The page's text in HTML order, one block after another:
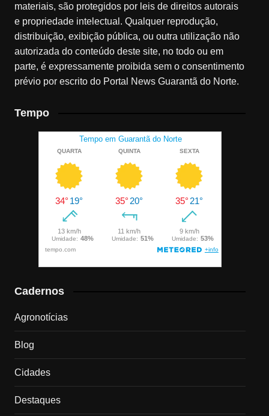
materiais, são protegidos por leis de direitos autorais
e propriedade intelectual. Qualquer reprodução,
distribuição, exibição pública, ou outra utilização não
autorizada do conteúdo deste site, no todo ou em
parte, é expressamente proibida sem o consentimento
prévio por escrito do Portal News Guarantã do Norte.
Tempo
Cadernos
Agronotícias
Blog
Cidades
Destaques